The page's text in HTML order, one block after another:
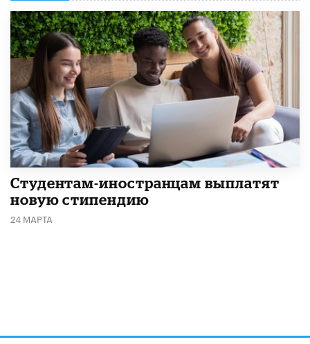
Студентам-иностранцам выплатят
новую стипендию
24 МАРТА